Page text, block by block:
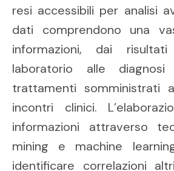
resi accessibili per analisi
dati comprendono una
informazioni, dai
laboratorio alle
trattamenti somministrati
incontri clinici.
informazioni attraverso
mining e machine
identificare correlazioni